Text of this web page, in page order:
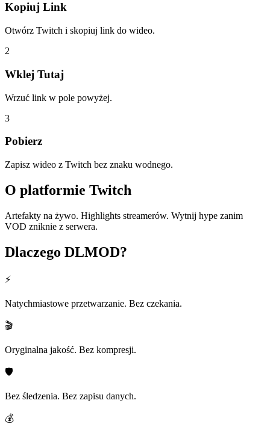
Kopiuj Link
Otwórz Twitch i skopiuj link do wideo.
2
Wklej Tutaj
Wrzuć link w pole powyżej.
3
Pobierz
Zapisz wideo z Twitch bez znaku wodnego.
O platformie Twitch
Artefakty na żywo. Highlights streamerów. Wytnij hype zanim
VOD zniknie z serwera.
Dlaczego DLMOD?
⚡
Natychmiastowe przetwarzanie. Bez czekania.
🎬
Oryginalna jakość. Bez kompresji.
🛡️
Bez śledzenia. Bez zapisu danych.
💰